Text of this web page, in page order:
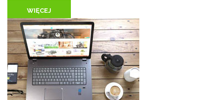
WIĘCEJ